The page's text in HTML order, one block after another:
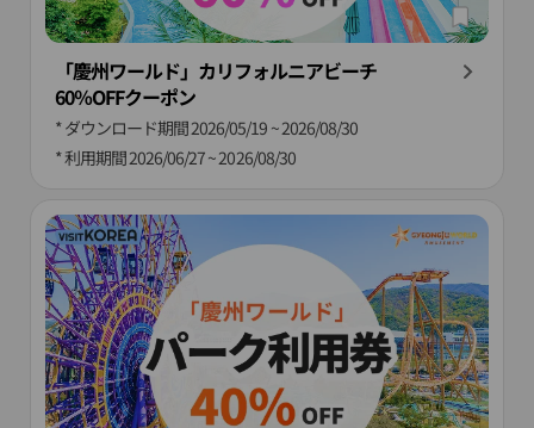
「慶州ワールド」カリフォルニアビーチ
60％OFFクーポン
* ダウンロード期間2026/05/19 ~ 2026/08/30
* 利用期間2026/06/27 ~ 2026/08/30